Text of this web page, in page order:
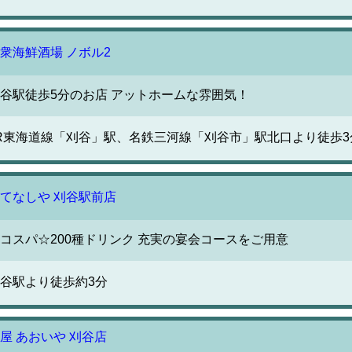
海鮮酒場 ノボル2
駅徒歩5分のお店 アットホームな雰囲気！
東海道線「刈谷」駅、名鉄三河線「刈谷市」駅北口より徒歩3
なしや 刈谷駅前店
スパ☆200種ドリンク 充実の宴会コースをご用意
駅より徒歩約3分
あおいや 刈谷店